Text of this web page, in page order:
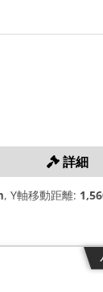
詳細
, Y軸移動距離: